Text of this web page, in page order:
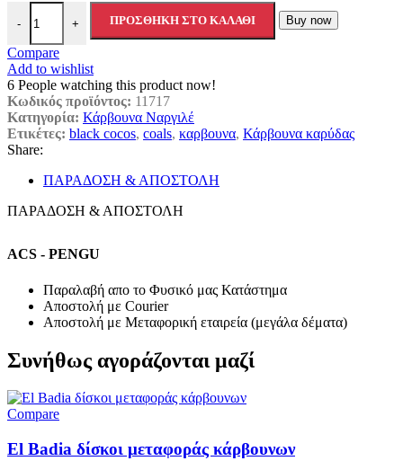
-
Black Coco's Κάρβουνα Ναργιλέ 26mm 1kg - 700kg ποσότητα
+ ΠΡΟΣΘΉΚΗ ΣΤΟ ΚΑΛΆΘΙ Buy now
Compare
Add to wishlist
6 People watching this product now!
Κωδικός προϊόντος: 11717
Κατηγορία: Κάρβουνα Ναργιλέ
Ετικέτες: black cocos, coals, καρβουνα, Κάρβουνα καρύδας
Share:
ΠΑΡΑΔΟΣΗ & ΑΠΟΣΤΟΛΗ
ΠΑΡΑΔΟΣΗ & ΑΠΟΣΤΟΛΗ
ACS - PENGU
Παραλαβή απο το Φυσικό μας Κατάστημα
Αποστολή με Courier
Αποστολή με Μεταφορική εταιρεία (μεγάλα δέματα)
Συνήθως αγοράζονται μαζί
Compare
El Badia δίσκοι μεταφοράς κάρβουνων